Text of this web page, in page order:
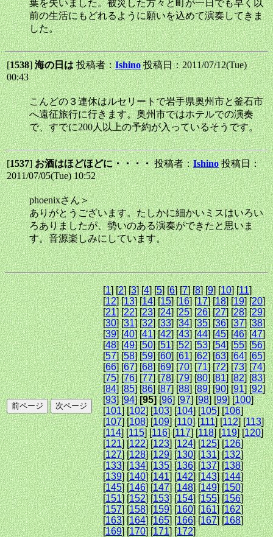
葉を失いました。被災した方々と町が一日でも早く以
前の生活にもどれるように願いを込めて演奏してきま
した。
[1538]海の日は投稿者：Ishino 投稿日：2011/07/12(Tue)
00:43
こんどの３連休はルセリートで岩手県奥州市と釜石市
へ遠征旅行に行きます。奥州市ではホテルでの演奏
で、すでに200人以上の予約が入っているそうです。
[1537]お酒はほどほどに・・・・投稿者：Ishino 投稿日：
2011/07/05(Tue) 10:52
phoenixさん＞
ありがとうございます。たしかに細かいミスはいろい
ろありましたが、勢いのある演奏ができたと思いま
す。音源楽しみにしています。
[1] [2] [3] [4] [5] [6] [7] [8] [9] [10] [11]
[12] [13] [14] [15] [16] [17] [18] [19] [20]
[21] [22] [23] [24] [25] [26] [27] [28] [29]
[30] [31] [32] [33] [34] [35] [36] [37] [38]
[39] [40] [41] [42] [43] [44] [45] [46] [47]
[48] [49] [50] [51] [52] [53] [54] [55] [56]
[57] [58] [59] [60] [61] [62] [63] [64] [65]
[66] [67] [68] [69] [70] [71] [72] [73] [74]
[75] [76] [77] [78] [79] [80] [81] [82] [83]
[84] [85] [86] [87] [88] [89] [90] [91] [92]
[93] [94][95][96] [97] [98] [99] [100]
[101] [102] [103] [104] [105] [106]
[107] [108] [109] [110] [111] [112] [113]
[114] [115] [116] [117] [118] [119] [120]
[121] [122] [123] [124] [125] [126]
[127] [128] [129] [130] [131] [132]
[133] [134] [135] [136] [137] [138]
[139] [140] [141] [142] [143] [144]
[145] [146] [147] [148] [149] [150]
[151] [152] [153] [154] [155] [156]
[157] [158] [159] [160] [161] [162]
[163] [164] [165] [166] [167] [168]
[169] [170] [171] [172]